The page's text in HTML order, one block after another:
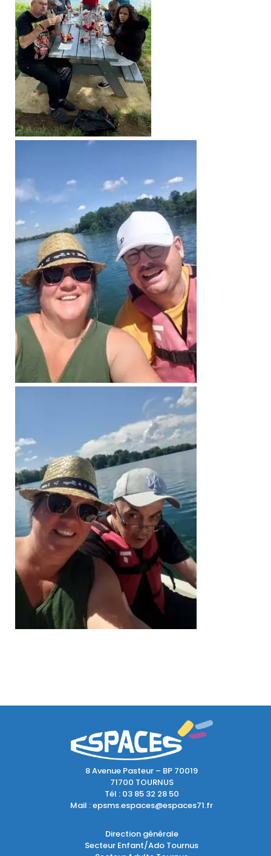
8 Avenue Pasteur – BP 70019
71700 TOURNUS
Tél : 03 85 32 28 50
Mail :epsms.espaces@espaces71.fr
Direction générale
Secteur Enfant/Ado Tournus